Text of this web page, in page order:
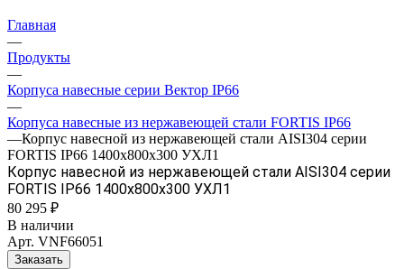
Главная
—
Продукты
—
Корпуса навесные серии Вектор IP66
—
Корпуса навесные из нержавеющей стали FORTIS IP66
—Корпус навесной из нержавеющей стали AISI304 серии
FORTIS IP66 1400х800х300 УХЛ1
Корпус навесной из нержавеющей стали AISI304 серии
FORTIS IP66 1400х800х300 УХЛ1
80 295 ₽
В наличии
Арт. VNF66051
Заказать